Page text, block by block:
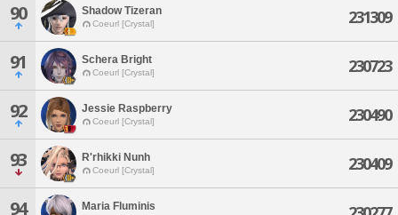
90 Shadow Tizeran
Coeurl [Crystal] 231309
91 Schera Bright
Coeurl [Crystal] 230723
92 Jessie Raspberry
Coeurl [Crystal] 230490
93 R'rhikki Nunh
Coeurl [Crystal] 230409
94 Maria Fluminis